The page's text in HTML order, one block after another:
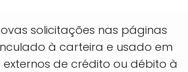
solicitações nas páginas
à carteira e usado em
de crédito ou débito à